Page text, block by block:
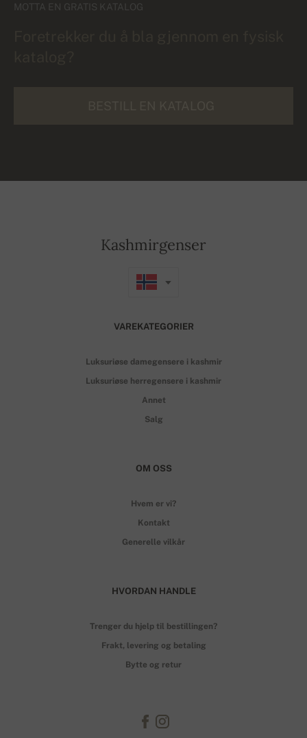
MOTTA EN GRATIS KATALOG
Kashmirgenser
VAREKATEGORIER
Luksuriøse damegensere i kashmir
Luksuriøse herregensere i kashmir
Annet
Salg
OM OSS
Hvem er vi?
Kontakt
Generelle vilkår
HVORDAN HANDLE
Trenger du hjelp til bestillingen?
Frakt, levering og betaling
Bytte og retur